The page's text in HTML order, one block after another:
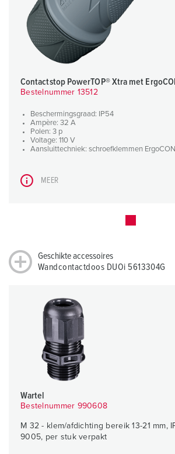
Contactstop PowerTOP® Xtra met
Bestelnummer 13512
Beschermingsgraad: IP54
Ampère: 32 A
Polen: 3 p
Voltage: 110 V
Aansluittechniek: schroefklemmen
MEER
Geschikte accessoires
Wandcontactdoos DUOi 5613304G
Wartel
Bestelnummer 990608
M 32 - klem/afdichting bereik 13-21 mm,
9005, per stuk verpakt